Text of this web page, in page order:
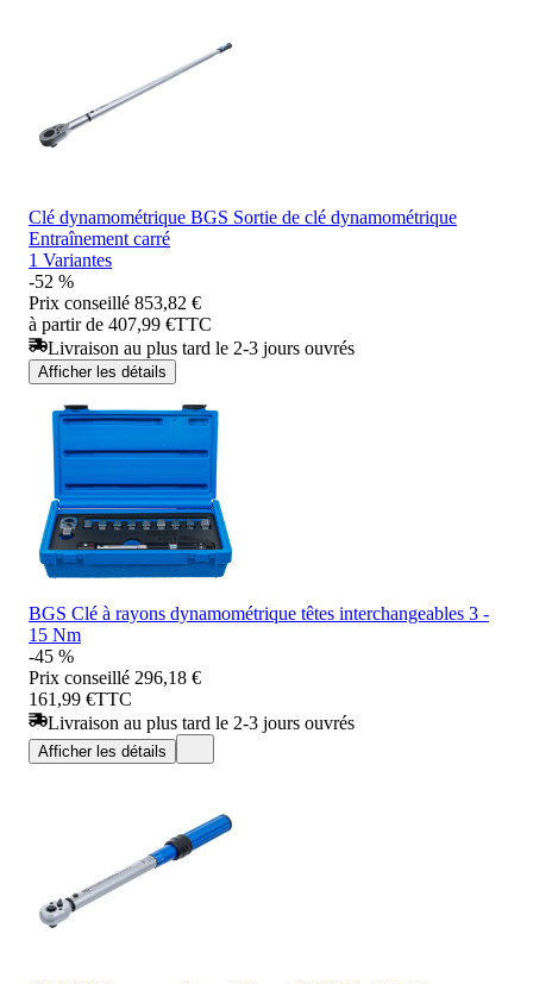
Clé dynamométrique BGS Sortie de clé dynamométrique
Entraînement carré
1 Variantes
-52 %
Prix conseillé 853,82 €
à partir de 407,99 €TTC
Livraison au plus tard le 2-3 jours ouvrés
Afficher les détails
BGS Clé à rayons dynamométrique têtes interchangeables 3 -
15 Nm
-45 %
Prix conseillé 296,18 €
161,99 €TTC
Livraison au plus tard le 2-3 jours ouvrés
Afficher les détails